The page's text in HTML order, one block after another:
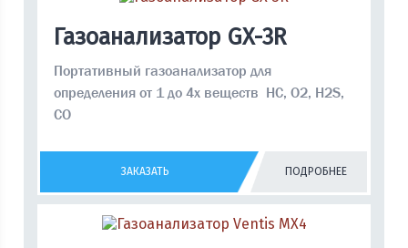
Газоанализатор GX-3R
Портативный газоанализатор для
определения от 1 до 4х веществ HC, O2, H2S,
CO
ЗАКАЗАТЬ ПОДРОБНЕЕ